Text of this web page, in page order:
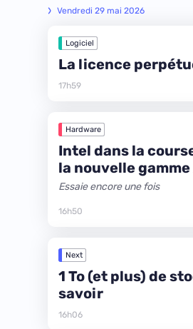
Vendredi 29 mai 2026
Logiciel
La licence
17h59
Hardware
Intel dans la
la nouvelle gamme
Essaie encore une fois
16h50
Next
1 To (et plus) de
savoir
16h06